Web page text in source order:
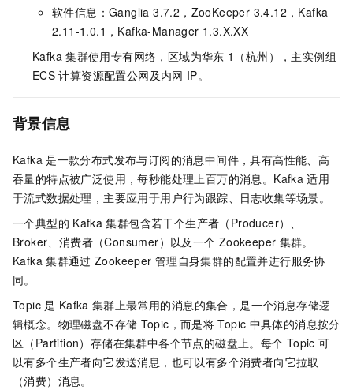
软件信息：Ganglia 3.7.2，ZooKeeper 3.4.12，Kafka
2.11-1.0.1，Kafka-Manager 1.3.X.XX
Kafka 集群使用专有网络，区域为华东 1（杭州），主实例组
ECS 计算资源配置公网及内网 IP。
背景信息
Kafka 是一款分布式发布与订阅的消息中间件，具有高性能、高
吞量的特点被广泛使用，每秒能处理上百万的消息。Kafka 适用
于流式数据处理，主要应用于用户行为跟踪、日志收集等场景。
一个典型的 Kafka 集群包含若干个生产者（Producer）、
Broker、消费者（Consumer）以及一个 Zookeeper 集群。
Kafka 集群通过 Zookeeper 管理自身集群的配置并进行服务协
同。
Topic 是 Kafka 集群上最常用的消息的集合，是一个消息存储逻
辑概念。物理磁盘不存储 Topic，而是将 Topic 中具体的消息按分
区（Partition）存储在集群中各个节点的磁盘上。每个 Topic 可
以有多个生产者向它发送消息，也可以有多个消费者向它拉取
（消费）消息。